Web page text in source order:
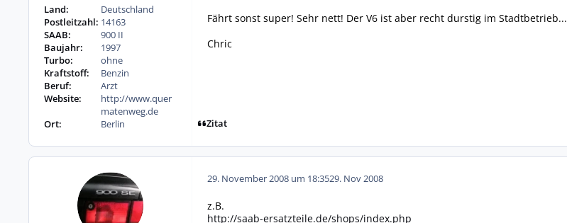
Land:
Deutschland
Postleitzahl: 14163
SAAB:
900 II
Baujahr:
1997
Turbo:
ohne
Kraftstoff:
Benzin
Beruf:
Arzt
Website:
http://www.quer
matenweg.de
Ort:
Berlin
Fährt sonst super! Sehr nett! Der V6 ist aber recht durstig im Stadtbetrieb...
Chric
Zitat
29. November 2008 um 18:3529. Nov 2008
z.B.
http://saab-ersatzteile.de/shops/index.php